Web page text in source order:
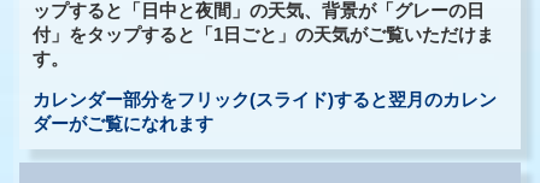
ップすると「日中と夜間」の天気、背景が「グレーの日
付」をタップすると「1日ごと」の天気がご覧いただけま
す。
カレンダー部分をフリック(スライド)すると翌月のカレン
ダーがご覧になれます